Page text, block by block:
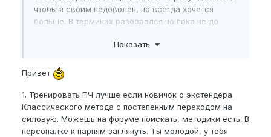
чтобы я своим недоволен, но всегда хочется
больше. В терминах разобрался но пока не до
Вторая половинка всем довольна да и делаю я это
для своего эго. Не сочтите за грубость. Я понимаю
провожу анологию со спортом, и как и в нем тут
есть свои деды с битами вместо членов (хочу
стать одним из вас но чуть поменьше).
Показать
Привет
1. Тренировать ПЧ лучше если новичок с экстендера.
Классического метода с постепенным переходом на
силовую. Можешь на форуме поискать, методики есть. В
персоналке к парням заглянуть. Ты молодой, у тебя